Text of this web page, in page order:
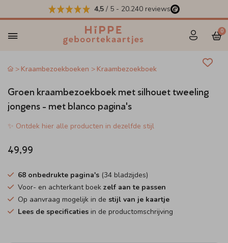
4,5 / 5 - 20.240 reviews
0
Kraambezoekboeken Kraambezoekboek
Groen kraambezoekboek met silhouet tweeling
jongens - met blanco pagina's
✨ Ontdek hier alle producten in dezelfde stijl
49,99
68 onbedrukte pagina's (34 bladzijdes)
Voor- en achterkant boek zelf aan te passen
Op aanvraag mogelijk in de stijl van je kaartje
Lees de specificaties in de productomschrijving